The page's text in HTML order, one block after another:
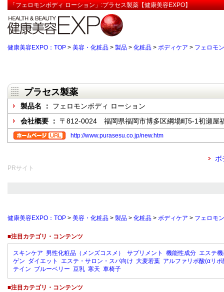
「フェロモンボディ ローション」:プラセス製薬【健康美容EXPO】
健康美容EXPO：TOP > 美容・化粧品 > 製品 > 化粧品 > ボディケア > フェロモ
プラセス製薬
製品名 ： フェロモンボディ ローション
会社概要 ： 〒812-0024 福岡県福岡市博多区綱場町5-1初瀬屋
http://www.purasesu.co.jp/new.htm
ボ
PRサイト
健康美容EXPO：TOP > 美容・化粧品 > 製品 > 化粧品 > ボディケア > フェロモ
■注目カテゴリ・コンテンツ
スキンケア 男性化粧品（メンズコスメ） サプリメント 機能性成分 エステ
ゲン ダイエット エステ・サロン・スパ向け 大麦若葉 アルファリポ酸(αリポ
テイン ブルーベリー 豆乳 寒天 車椅子
■注目カテゴリ・コンテンツ